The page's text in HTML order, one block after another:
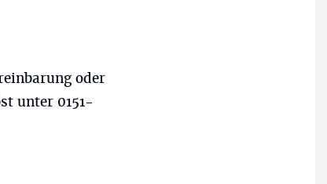
oder
unter 0151-